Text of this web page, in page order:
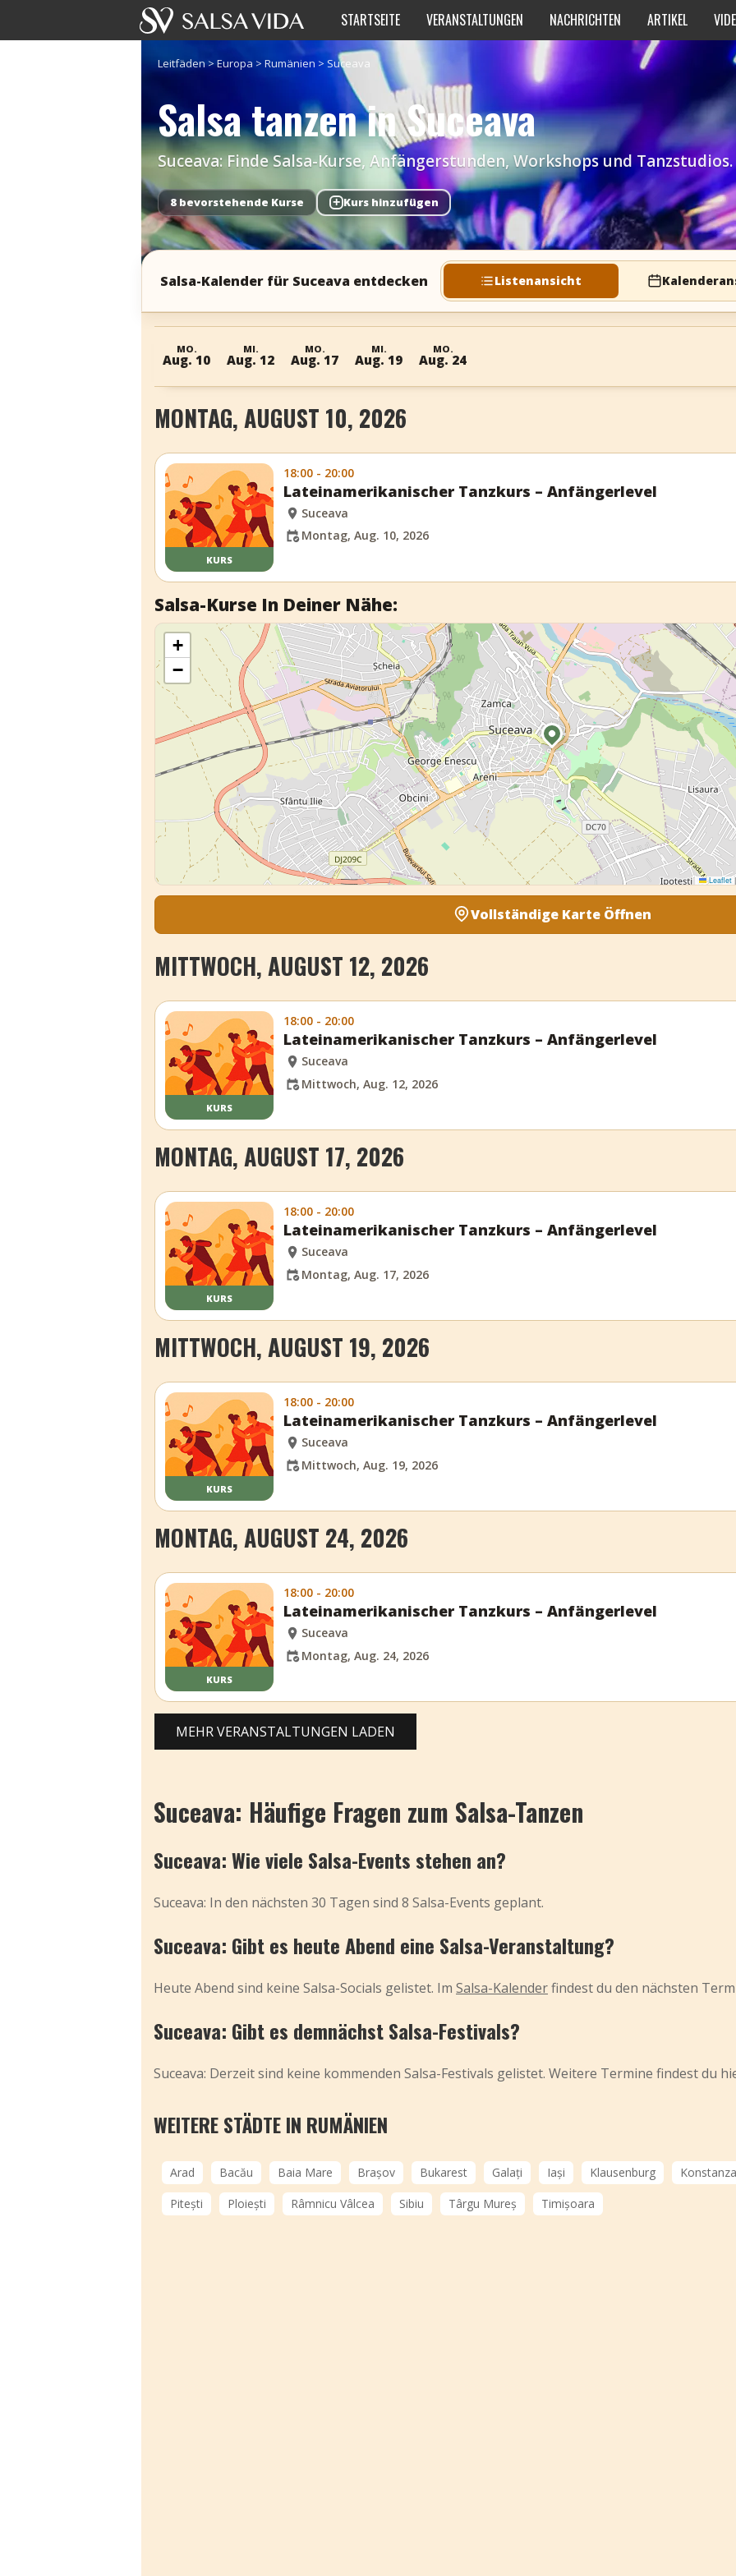
STARTSEITE VERANSTALTUNGEN NACHRICHTEN ARTIKEL
Leitfäden>Europa > Rumänien > Suceava
Salsa tanzen in Suceava
Suceava: Finde Salsa-Kurse, Anfängerstunden, Workshops und Tanzstudios.
8 bevorstehende Kurse + Kurs hinzufügen
Salsa-Kalender für Suceava entdecken Listenansicht
MO.
Aug. 10
MI.
Aug. 12
MO.
Aug. 17
MI.
Aug. 19
MO.
Aug. 24
MONTAG, AUGUST 10, 2026
KURS
18:00 - 20:00
Lateinamerikanischer Tanzkurs – Anfängerlevel
Suceava
Montag, Aug. 10, 2026
Salsa-Kurse In Deiner Nähe:
+
−
Leaflet |
Vollständige Karte Öffnen
MITTWOCH, AUGUST 12, 2026
KURS
18:00 - 20:00
Lateinamerikanischer Tanzkurs – Anfängerlevel
Suceava
Mittwoch, Aug. 12, 2026
MONTAG, AUGUST 17, 2026
KURS
18:00 - 20:00
Lateinamerikanischer Tanzkurs – Anfängerlevel
Suceava
Montag, Aug. 17, 2026
MITTWOCH, AUGUST 19, 2026
KURS
18:00 - 20:00
Lateinamerikanischer Tanzkurs – Anfängerlevel
Suceava
Mittwoch, Aug. 19, 2026
MONTAG, AUGUST 24, 2026
KURS
18:00 - 20:00
Lateinamerikanischer Tanzkurs – Anfängerlevel
Suceava
Montag, Aug. 24, 2026
MEHR VERANSTALTUNGEN LADEN
Suceava: Häufige Fragen zum Salsa-Tanzen
Suceava: Wie viele Salsa-Events stehen an?
Suceava: In den nächsten 30 Tagen sind 8 Salsa-Events geplant.
Suceava: Gibt es heute Abend eine Salsa-Veranstaltung?
Heute Abend sind keine Salsa-Socials gelistet. Im Salsa-Kalenderfindest du den nächsten
Suceava: Gibt es demnächst Salsa-Festivals?
Suceava: Derzeit sind keine kommenden Salsa-Festivals gelistet. Weitere Termine findest du
WEITERE STÄDTE IN RUMÄNIEN
Arad Bacău Baia Mare Brașov Bukarest Galați Iași Klausenburg Konstanza
Pitești
Ploiești Râmnicu Vâlcea Sibiu Târgu Mureș Timișoara